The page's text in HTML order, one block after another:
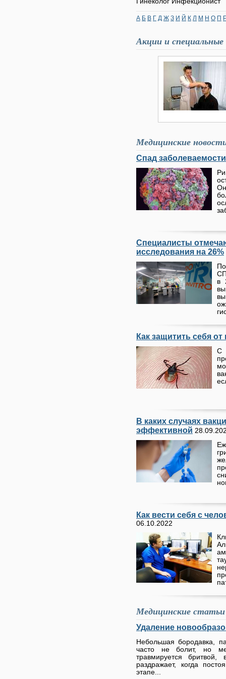
А Б В Г Д Ж З И Й К Л М Н О П
Акции и
Медицинские
Спад
Специалисты
исследования на 26%
в
Как защитить себя
С
В каких случаях
эффективной
Как вести себя с
06.10.2022
Медицинские статьи
Удаление
Небольшая бородавка,
часто не болит, но
травмируется бритвой,
раздражает, когда
этапе...